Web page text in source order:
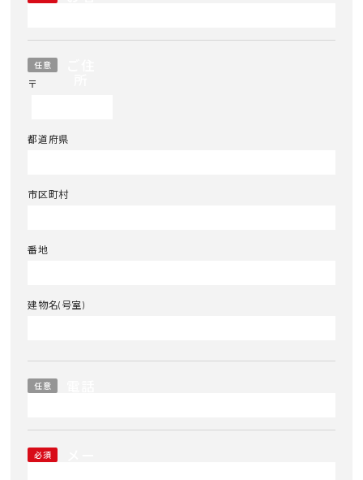
任意
〒
都道府県
市区町村
番地
建物名(号室)
任意
必須